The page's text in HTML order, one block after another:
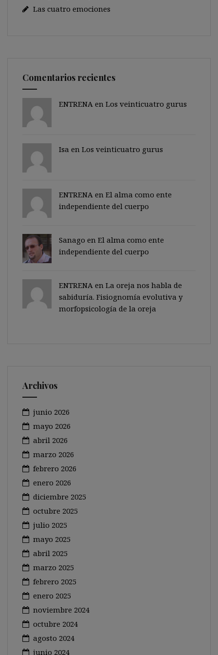
Las cuatro emociones
Comentarios recientes
ENTRENA en Los veinticuatro gurus
Isa en Los veinticuatro gurus
ENTRENA en El alma como ente
independiente del cuerpo
Sanago en El alma como ente
independiente del cuerpo
ENTRENA en La oreja nos habla de
sabiduría. Fisiognomía evolutiva y
morfopsicología de la oreja
Archivos
junio 2026
mayo 2026
abril 2026
marzo 2026
febrero 2026
enero 2026
diciembre 2025
octubre 2025
julio 2025
mayo 2025
abril 2025
marzo 2025
febrero 2025
enero 2025
noviembre 2024
octubre 2024
agosto 2024
junio 2024